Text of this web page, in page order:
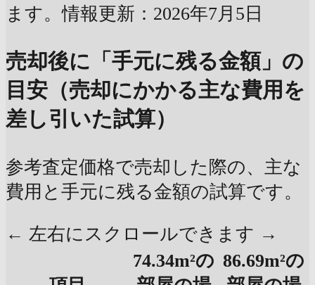
ます。情報更新：2026年7月5日
売却後に「手元に残る金額」の
目安（売却にかかる主な費用を
差し引いた試算）
参考査定価格で売却した際の、主な
費用と手元に残る金額の試算です。
← 左右にスクロールできます →
74.34m²の 86.69m²の